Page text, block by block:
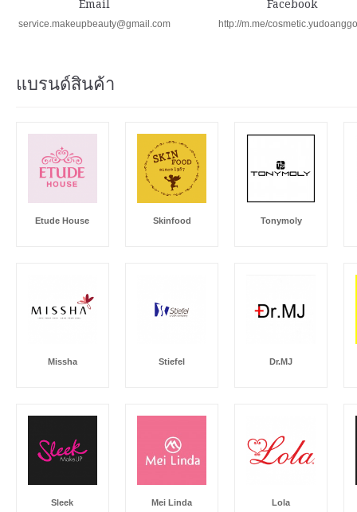
Email
service.makeupbeauty@gmail.com
Facebook
http://m.me/
แบรนด์สินค้า
Etude House Skinfood Tonymoly
Missha Stiefel Dr.MJ
Sleek Mei Linda Lola